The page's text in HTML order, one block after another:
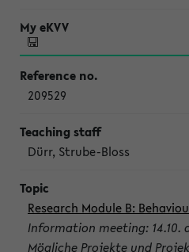
209529
Dürr, Strube-Bloss
Research Module B:
Information meeting: 14.10.
Mögliche Projekte und